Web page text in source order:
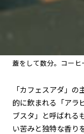
蓋をして数分。コー
「カフェスアダ」
的に飲まれる「アラ
ブスタ」と呼ばれる
い苦みと独特な香り